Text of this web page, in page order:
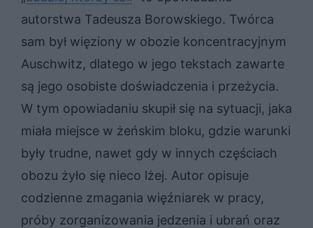
autorstwa Tadeusza Borowskiego. Twórca
sam był więziony w obozie koncentracyjnym
Auschwitz, dlatego w jego tekstach zawarte
są jego osobiste doświadczenia i przeżycia.
W tym opowiadaniu skupił się na sytuacji, jaka
miała miejsce w żeńskim bloku, gdzie warunki
były trudne, nawet gdy w innych częściach
obozu żyło się nieco lżej. Autor opisuje
codzienne zmagania więźniarek w pracy,
próby zorganizowania jedzenia i ubrań oraz